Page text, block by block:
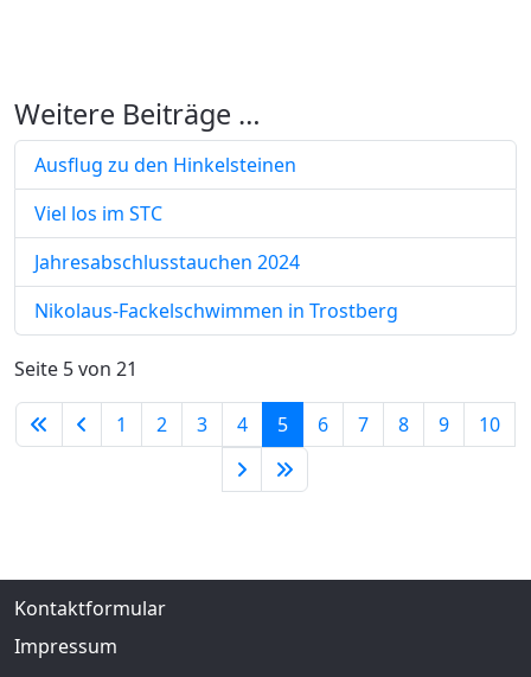
Weitere Beiträge …
Ausflug zu den Hinkelsteinen
Viel los im STC
Jahresabschlusstauchen 2024
Nikolaus-Fackelschwimmen in Trostberg
Seite 5 von 21
1 2 3 4 5 6 7 8 9 10
Kontaktformular
Impressum